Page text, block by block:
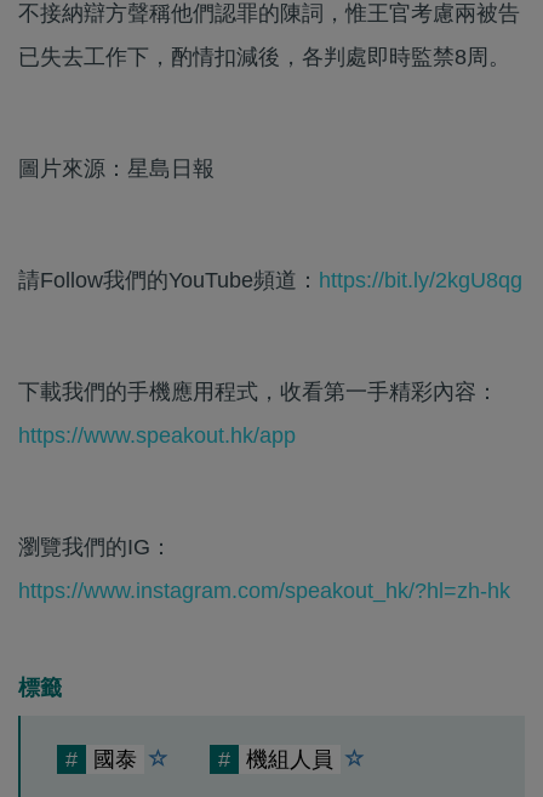
不接納辯方聲稱他們認罪的陳詞，惟王官考慮兩被告
已失去工作下，酌情扣減後，各判處即時監禁8周。
圖片來源：星島日報
請Follow我們的YouTube頻道： https://bit.ly/2kgU8qg
下載我們的手機應用程式，收看第一手精彩內容：
https://www.speakout.hk/app
瀏覽我們的IG：
https://www.instagram.com/speakout_hk/?hl=zh-hk
標籤
# 國泰 # 機組人員